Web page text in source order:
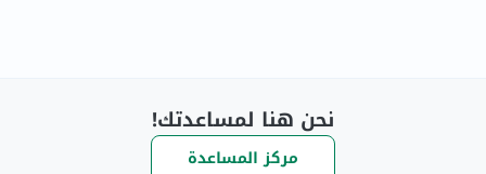
نحن هنا لمساعدتك!
مركز المساعدة